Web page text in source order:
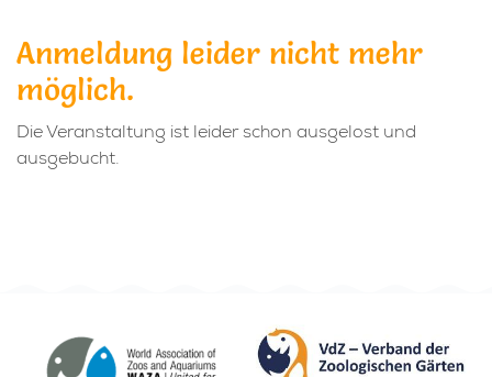
Anmeldung leider nicht mehr
möglich.
Die Veranstaltung ist leider schon ausgelost und
ausgebucht.